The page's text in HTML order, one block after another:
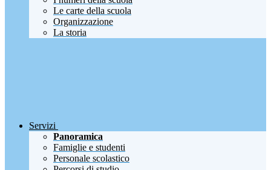
Le carte della scuola
Organizzazione
La storia
Servizi
Panoramica
Famiglie e studenti
Personale scolastico